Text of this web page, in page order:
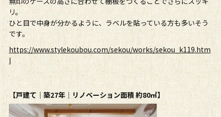
リ。
ひと目で中身が分かるように、ラベルを貼っている方も多いそう
です。
https://www.stylekoubou.com/sekou/works/sekou_k119.htm
l
【戸建て｜築27年｜リノベーション面積 約80㎡】